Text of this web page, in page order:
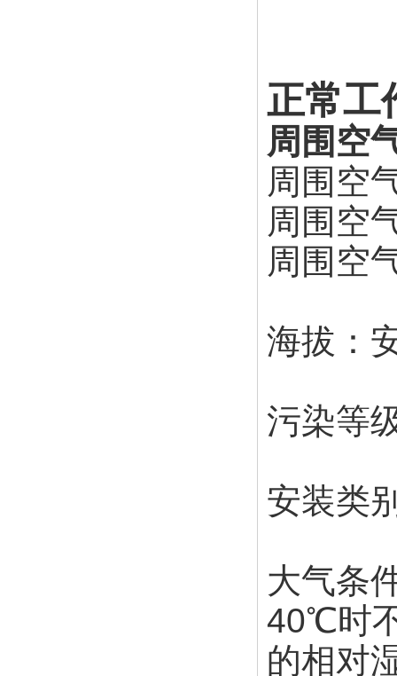
正常
周围空
周围空
周围空
周围空
海拔：
污染等
安装类
大气条
40℃时
的相对